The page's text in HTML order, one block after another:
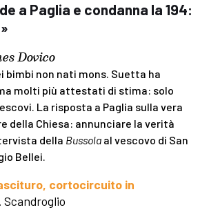
a Paglia e condanna la 194:
Dovico
bimbi non nati mons. Suetta ha
molti più attestati di stima: solo
La risposta a Paglia sulla vera
della Chiesa: annunciare la verità
della Bussola al vescovo di San
Bellei.
cortocircuito in
Scandroglio